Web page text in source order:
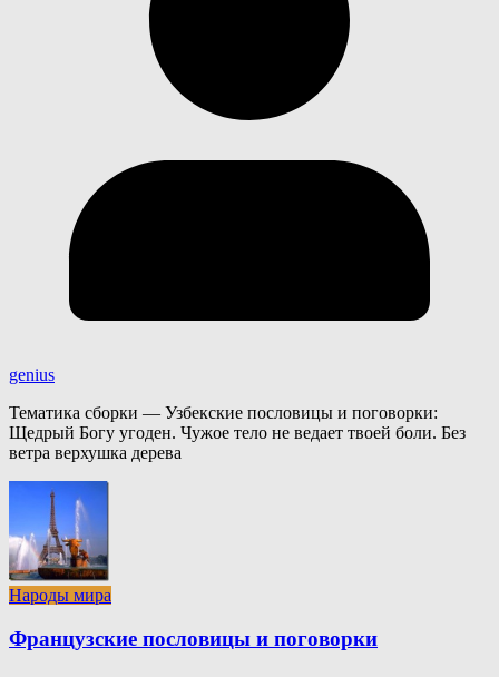
genius
Тематика сборки — Узбекские пословицы и поговорки:
Щедрый Богу угоден. Чужое тело не ведает твоей боли. Без
ветра верхушка дерева
Народы мира
Французские пословицы и поговорки